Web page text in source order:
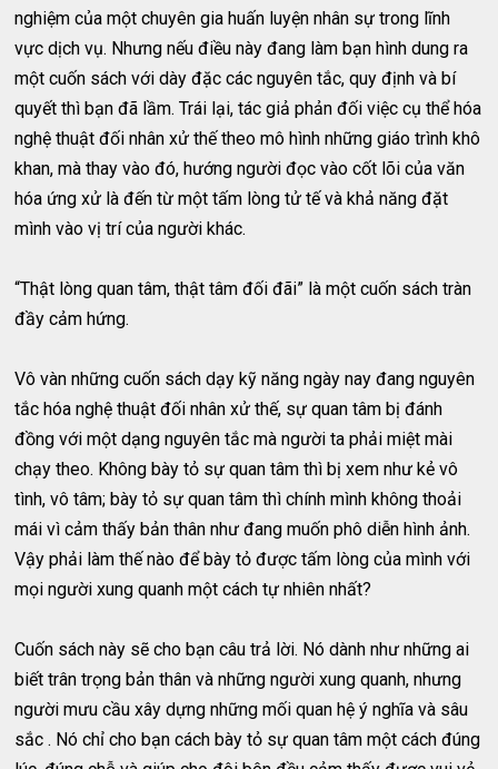
nghiệm của một chuyên gia huấn luyện nhân sự trong lĩnh
vực dịch vụ. Nhưng nếu điều này đang làm bạn hình dung ra
một cuốn sách với dày đặc các nguyên tắc, quy định và bí
quyết thì bạn đã lầm. Trái lại, tác giả phản đối việc cụ thể hóa
nghệ thuật đối nhân xử thế theo mô hình những giáo trình khô
khan, mà thay vào đó, hướng người đọc vào cốt lõi của văn
hóa ứng xử là đến từ một tấm lòng tử tế và khả năng đặt
mình vào vị trí của người khác.
“Thật lòng quan tâm, thật tâm đối đãi” là một cuốn sách tràn
đầy cảm hứng.
Vô vàn những cuốn sách dạy kỹ năng ngày nay đang nguyên
tắc hóa nghệ thuật đối nhân xử thế, sự quan tâm bị đánh
đồng với một dạng nguyên tắc mà người ta phải miệt mài
chạy theo. Không bày tỏ sự quan tâm thì bị xem như kẻ vô
tình, vô tâm; bày tỏ sự quan tâm thì chính mình không thoải
mái vì cảm thấy bản thân như đang muốn phô diễn hình ảnh.
Vậy phải làm thế nào để bày tỏ được tấm lòng của mình với
mọi người xung quanh một cách tự nhiên nhất?
Cuốn sách này sẽ cho bạn câu trả lời. Nó dành như những ai
biết trân trọng bản thân và những người xung quanh, nhưng
người mưu cầu xây dựng những mối quan hệ ý nghĩa và sâu
sắc . Nó chỉ cho bạn cách bày tỏ sự quan tâm một cách đúng